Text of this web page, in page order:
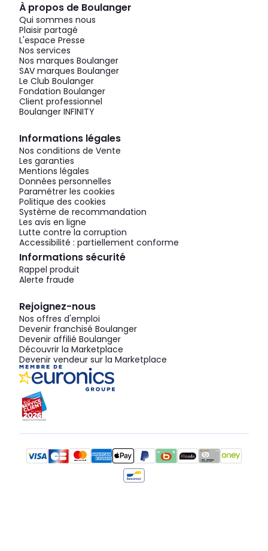
À propos de Boulanger
Qui sommes nous
Plaisir partagé
L'espace Presse
Nos services
Nos marques Boulanger
SAV marques Boulanger
Le Club Boulanger
Fondation Boulanger
Client professionnel
Boulanger INFINITY
Informations légales
Nos conditions de Vente
Les garanties
Mentions légales
Données personnelles
Paramétrer les cookies
Politique des cookies
Système de recommandation
Les avis en ligne
Lutte contre la corruption
Accessibilité : partiellement conforme
Informations sécurité
Rappel produit
Alerte fraude
Rejoignez-nous
Nos offres d'emploi
Devenir franchisé Boulanger
Devenir affilié Boulanger
Découvrir la Marketplace
Devenir vendeur sur la Marketplace